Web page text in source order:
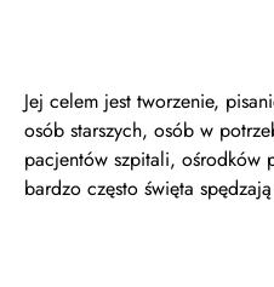
Jej celem jest tworzenie,
osób starszych, osób w
pacjentów szpitali, ośrodków
bardzo często święta